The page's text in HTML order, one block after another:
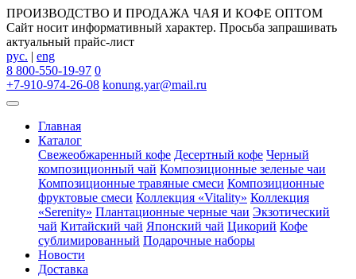
ПРОИЗВОДСТВО И ПРОДАЖА ЧАЯ И КОФЕ ОПТОМ
Сайт носит информативный характер. Просьба запрашивать
актуальный прайс-лист
рус. | eng
8 800-550-19-97 0
+7-910-974-26-08 konung.yar@mail.ru
Главная
Каталог
Свежеобжаренный кофе Десертный кофе Черный
композиционный чай Композиционные зеленые чаи
Композиционные травяные смеси Композиционные
фруктовые смеси Коллекция «Vitality» Коллекция
«Serenity» Плантационные черные чаи Экзотический
чай Китайский чай Японский чай Цикорий Кофе
сублимированный Подарочные наборы
Новости
Доставка